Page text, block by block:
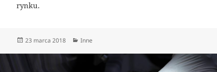
rynku.
Data
23 marca 2018 Kategorie
Inne